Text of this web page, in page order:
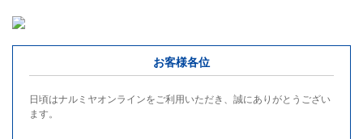
お客様各位
日頃はナルミヤオンラインをご利用いただき、誠にありがとうござい
ます。